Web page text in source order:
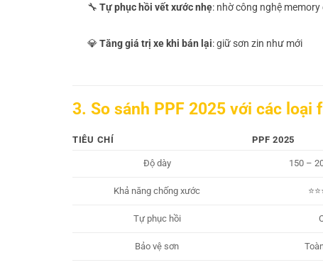
🔧 Tự phục hồi vết xước nhẹ: nhờ công nghệ memory
💎Tăng giá trị xe khi bán lại: giữ sơn zin như mới
3. So sánh PPF 2025 với các loại
TIÊU CHÍ PPF 2025
Độ dày 150 –
Khả năng chống xước
Tự phục hồi
Bảo vệ sơn